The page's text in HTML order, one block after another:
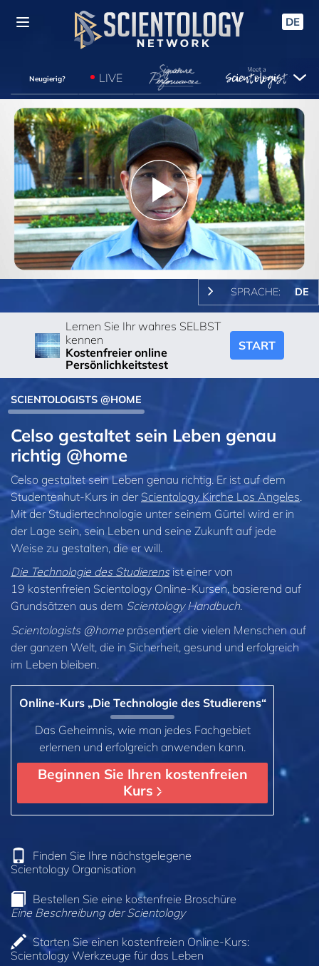
DE
Neugierig? LIVE
Play
Video
SPRACHE: DE
Lernen Sie Ihr wahres SELBST
kennen
Kostenfreier online
Persönlichkeitstest
START
SCIENTOLOGISTS @HOME
Celso gestaltet sein Leben genau
richtig @home
Celso gestaltet sein Leben genau richtig. Er ist auf dem
Studentenhut-Kurs in der Scientology Kirche Los Angeles
Mit der Studiertechnologie unter seinem Gürtel wird er in
der Lage sein, sein Leben und seine Zukunft auf jede
Weise zu gestalten, die er will.
Die Technologie des Studierensist einer von
19 kostenfreien Scientology Online-Kursen, basierend auf
Grundsätzen aus dem Scientology Handbuch.
Scientologists @home präsentiert die vielen Menschen auf
der ganzen Welt, die in Sicherheit, gesund und erfolgreich
im Leben bleiben.
Online-Kurs „Die Technologie des Studierens“
Das Geheimnis, wie man jedes Fachgebiet
erlernen und erfolgreich anwenden kann.
Beginnen Sie Ihren kostenfreien
Kurs
Finden Sie Ihre nächstgelegene
Scientology Organisation
Bestellen Sie eine kostenfreie Broschüre
Eine Beschreibung der Scientology
Starten Sie einen kostenfreien Online-Kurs:
Scientology Werkzeuge für das Leben